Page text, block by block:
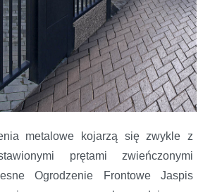
metalowe kojarzą się zwykle z
prętami zwieńczonymi
Ogrodzenie Frontowe Jaspis